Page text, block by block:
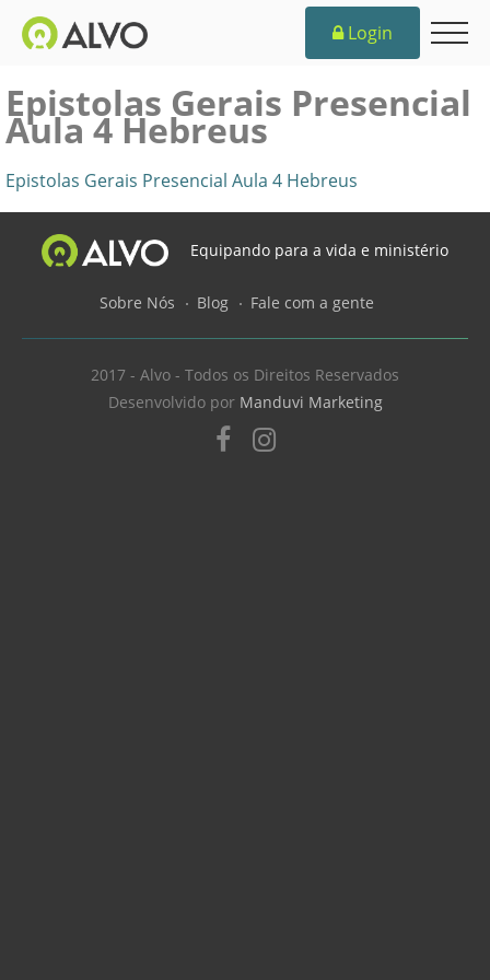
Login
Epistolas Gerais Presencial
Aula 4 Hebreus
Epistolas Gerais Presencial Aula 4 Hebreus
Equipando para a vida e ministério
Sobre Nós Blog Fale com a gente
2017 - Alvo - Todos os Direitos Reservados
Desenvolvido por Manduvi Marketing